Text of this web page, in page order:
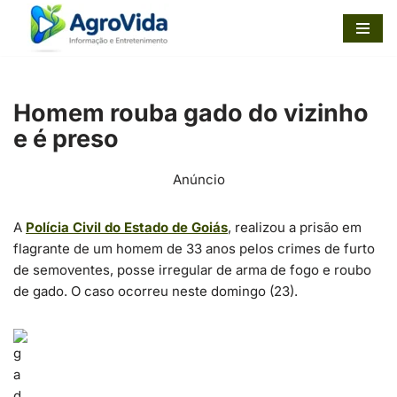
Pular
conteúdo
Homem rouba gado do vizinho
e é preso
Anúncio
A Polícia Civil do Estado de Goiás, realizou a prisão em
flagrante de um homem de 33 anos pelos crimes de furto
de semoventes, posse irregular de arma de fogo e roubo
de gado. O caso ocorreu neste domingo (23).